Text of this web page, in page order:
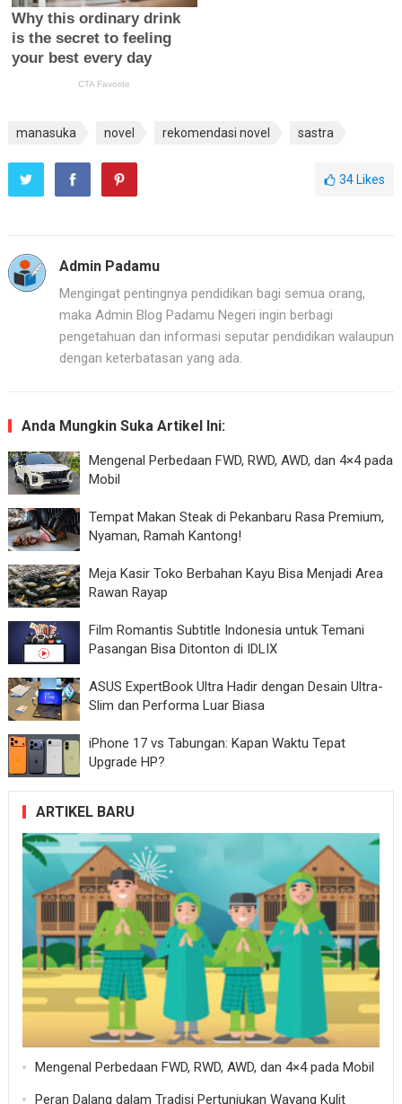
manasuka novel rekomendasi novel sastra
34 Likes
Admin Padamu
Mengingat pentingnya pendidikan bagi semua orang,
maka Admin Blog Padamu Negeri ingin berbagi
pengetahuan dan informasi seputar pendidikan walaupun
dengan keterbatasan yang ada.
Anda Mungkin Suka Artikel Ini:
Mengenal Perbedaan FWD, RWD, AWD, dan 4×4 pada
Mobil
Tempat Makan Steak di Pekanbaru Rasa Premium,
Nyaman, Ramah Kantong!
Meja Kasir Toko Berbahan Kayu Bisa Menjadi Area
Rawan Rayap
Film Romantis Subtitle Indonesia untuk Temani
Pasangan Bisa Ditonton di IDLIX
ASUS ExpertBook Ultra Hadir dengan Desain Ultra-
Slim dan Performa Luar Biasa
iPhone 17 vs Tabungan: Kapan Waktu Tepat
Upgrade HP?
ARTIKEL BARU
Mengenal Perbedaan FWD, RWD, AWD, dan 4×4 pada Mobil
Peran Dalang dalam Tradisi Pertunjukan Wayang Kulit